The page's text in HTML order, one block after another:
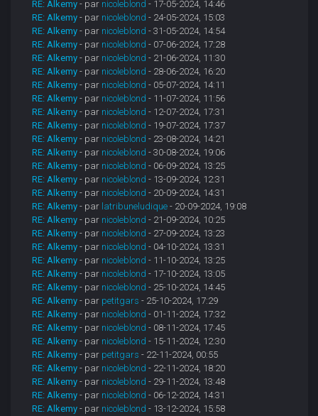
RE: Alkemy - par nicoleblond - 17-05-2024, 14:46
RE: Alkemy - par nicoleblond - 24-05-2024, 15:03
RE: Alkemy - par nicoleblond - 31-05-2024, 14:54
RE: Alkemy - par nicoleblond - 07-06-2024, 17:28
RE: Alkemy - par nicoleblond - 21-06-2024, 11:30
RE: Alkemy - par nicoleblond - 28-06-2024, 16:20
RE: Alkemy - par nicoleblond - 05-07-2024, 14:11
RE: Alkemy - par nicoleblond - 11-07-2024, 11:56
RE: Alkemy - par nicoleblond - 12-07-2024, 17:31
RE: Alkemy - par nicoleblond - 19-07-2024, 17:37
RE: Alkemy - par nicoleblond - 23-08-2024, 14:21
RE: Alkemy - par nicoleblond - 30-08-2024, 19:06
RE: Alkemy - par nicoleblond - 06-09-2024, 13:25
RE: Alkemy - par nicoleblond - 13-09-2024, 12:31
RE: Alkemy - par nicoleblond - 20-09-2024, 14:31
RE: Alkemy - par latribuneludique - 20-09-2024, 19:08
RE: Alkemy - par nicoleblond - 21-09-2024, 10:25
RE: Alkemy - par nicoleblond - 27-09-2024, 13:23
RE: Alkemy - par nicoleblond - 04-10-2024, 13:31
RE: Alkemy - par nicoleblond - 11-10-2024, 13:25
RE: Alkemy - par nicoleblond - 17-10-2024, 13:05
RE: Alkemy - par nicoleblond - 25-10-2024, 14:45
RE: Alkemy - par petitgars - 25-10-2024, 17:29
RE: Alkemy - par nicoleblond - 01-11-2024, 17:32
RE: Alkemy - par nicoleblond - 08-11-2024, 17:45
RE: Alkemy - par nicoleblond - 15-11-2024, 12:30
RE: Alkemy - par petitgars - 22-11-2024, 00:55
RE: Alkemy - par nicoleblond - 22-11-2024, 18:20
RE: Alkemy - par nicoleblond - 29-11-2024, 13:48
RE: Alkemy - par nicoleblond - 06-12-2024, 14:31
RE: Alkemy - par nicoleblond - 13-12-2024, 15:58